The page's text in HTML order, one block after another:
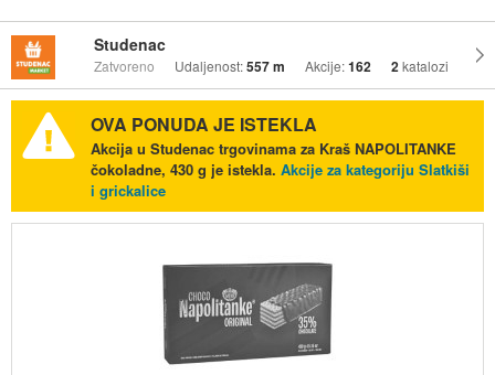
Studenac
Zatvoreno Udaljenost:557 m Akcije:162 2katalozi
OVA PONUDA JE ISTEKLA
Akcija u Studenac trgovinama za Kraš NAPOLITANKE
čokoladne, 430 g je istekla. Akcije za kategoriju Slatkiši
i grickalice